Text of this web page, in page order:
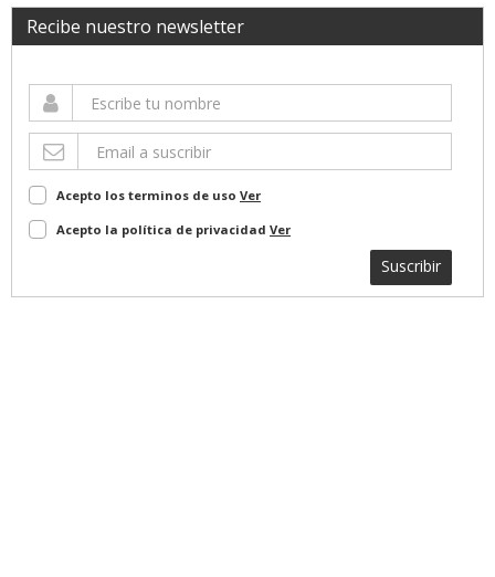
Recibe nuestro newsletter
Acepto los terminos de uso Ver
Acepto la política de privacidad Ver
Suscribir